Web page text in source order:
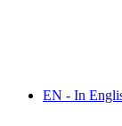
EN - In